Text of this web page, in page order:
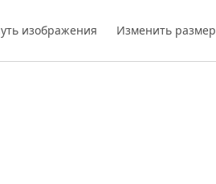
изображения Изменить размер